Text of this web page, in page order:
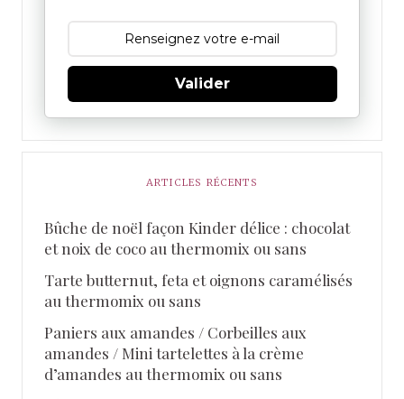
Valider
ARTICLES RÉCENTS
Bûche de noël façon Kinder délice : chocolat
et noix de coco au thermomix ou sans
Tarte butternut, feta et oignons caramélisés
au thermomix ou sans
Paniers aux amandes / Corbeilles aux
amandes / Mini tartelettes à la crème
d’amandes au thermomix ou sans